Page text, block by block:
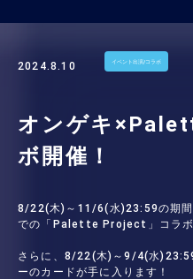
2024.8.10 イベント出演/コラボ
オンゲキ
ボ開催！
8/22(木)～11/6(水)23:59の期間
での「Palette Project」コラボ
さらに、8/22(木)～9/4(水
ーのカードが手に入ります！